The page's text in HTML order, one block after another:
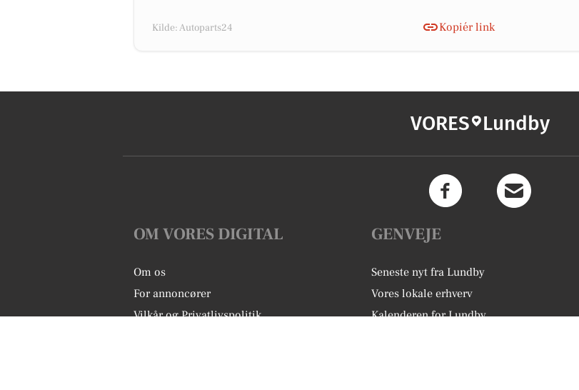
Kilde: Autoparts24 Kopiér link
VORES Lundby
OM VORES DIGITAL
Om os
For annoncører
Vilkår og Privatlivspolitik
GENVEJE
Seneste nyt fra Lundby
Vores lokale erhverv
Kalenderen for Lundby